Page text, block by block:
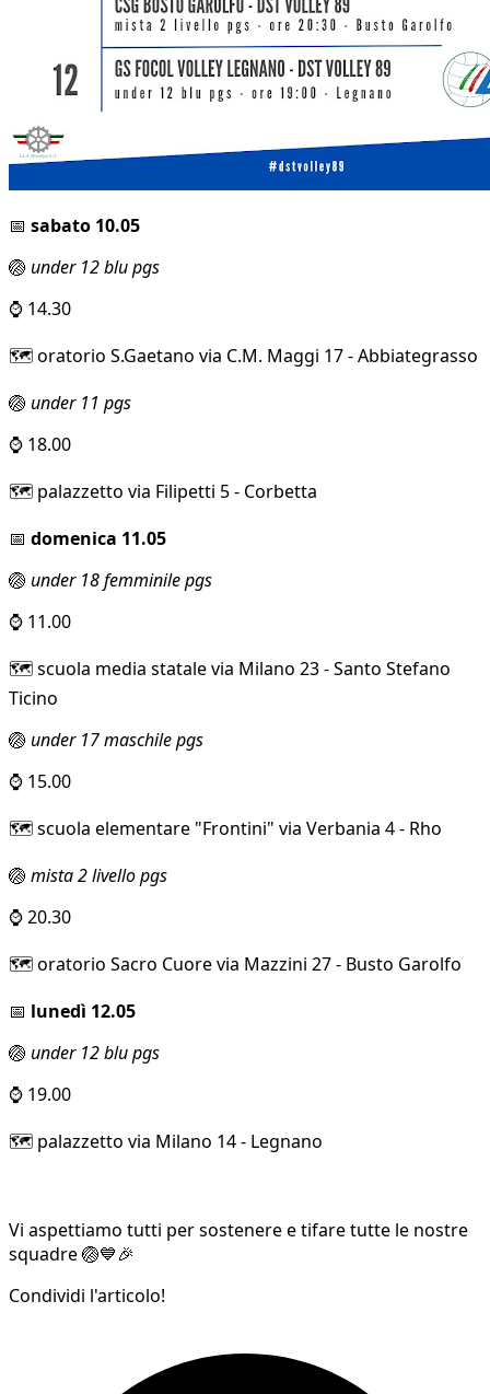
📅 sabato 10.05
🏐 under 12 blu pgs
⌚ 14.30
🗺️ oratorio S.Gaetano via C.M. Maggi 17 - Abbiategrasso
🏐 under 11 pgs
⌚ 18.00
🗺️ palazzetto via Filipetti 5 - Corbetta
📅 domenica 11.05
🏐 under 18 femminile pgs
⌚ 11.00
🗺️ scuola media statale via Milano 23 - Santo Stefano
Ticino
🏐 under 17 maschile pgs
⌚ 15.00
🗺️ scuola elementare "Frontini" via Verbania 4 - Rho
🏐 mista 2 livello pgs
⌚ 20.30
🗺️ oratorio Sacro Cuore via Mazzini 27 - Busto Garolfo
📅 lunedì 12.05
🏐 under 12 blu pgs
⌚ 19.00
🗺️ palazzetto via Milano 14 - Legnano
Vi aspettiamo tutti per sostenere e tifare tutte le nostre
squadre 🏐💙🎉
Condividi l'articolo!